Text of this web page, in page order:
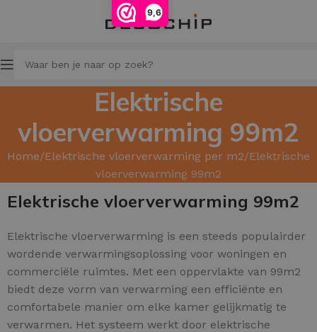
9,6
Elektrische
vloerverwarming 99m2
Home Elektrische vloerverwarming per m2 Elektrische
vloerverwarming 99m2
Elektrische vloerverwarming 99m2
Elektrische vloerverwarming is een steeds populairder
wordende verwarmingsoplossing voor woningen en
commerciële ruimtes. Met een oppervlakte van 99m2
biedt deze vorm van verwarming een efficiënte en
comfortabele manier om elke kamer gelijkmatig te
verwarmen. Het systeem werkt door elektrische